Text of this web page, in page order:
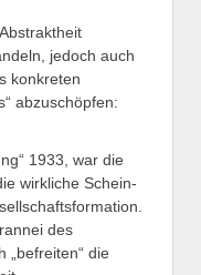
jedoch auch
konkreten
abzuschöpfen:
1933, war die
wirkliche Schein-
des
„befreiten“ die